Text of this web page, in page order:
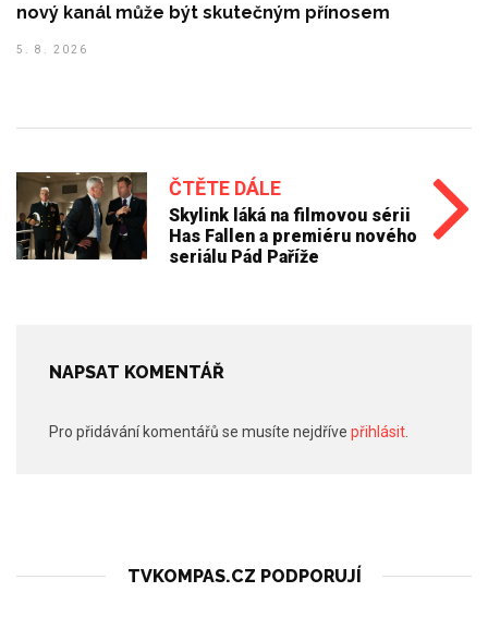
nový kanál může být skutečným přínosem
5. 8. 2026
ČTĚTE DÁLE
Skylink láká na filmovou sérii
Has Fallen a premiéru nového
seriálu Pád Paříže
NAPSAT KOMENTÁŘ
Pro přidávání komentářů se musíte nejdříve přihlásit
TVKOMPAS.CZ PODPORUJÍ